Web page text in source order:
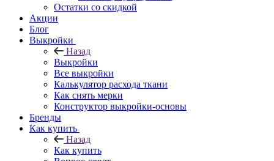
Остатки со скидкой
Акции
Блог
Выкройки
Назад
Выкройки
Все выкройки
Калькулятор расхода ткани
Как снять мерки
Конструктор выкройки-основы
Бренды
Как купить
Назад
Как купить